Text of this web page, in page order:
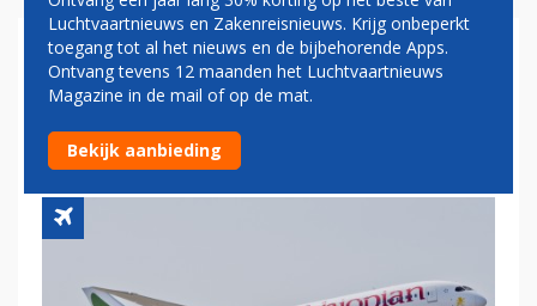
ETHIOPIAN AIRLINES BOUWT
VLOOT VERDER UIT MET
NIEUWE ORDER BIJ BOEING
Luchtvaartnieuws en Zakenreisnieuws. Krijg onbeperkt
toegang tot al het nieuws en de bijbehorende Apps.
Ontvang tevens 12 maanden het Luchtvaartnieuws
Magazine in de mail of op de mat.
Bekijk aanbieding